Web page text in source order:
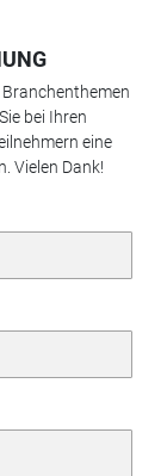
bei Ihren
eine
Vielen Dank!